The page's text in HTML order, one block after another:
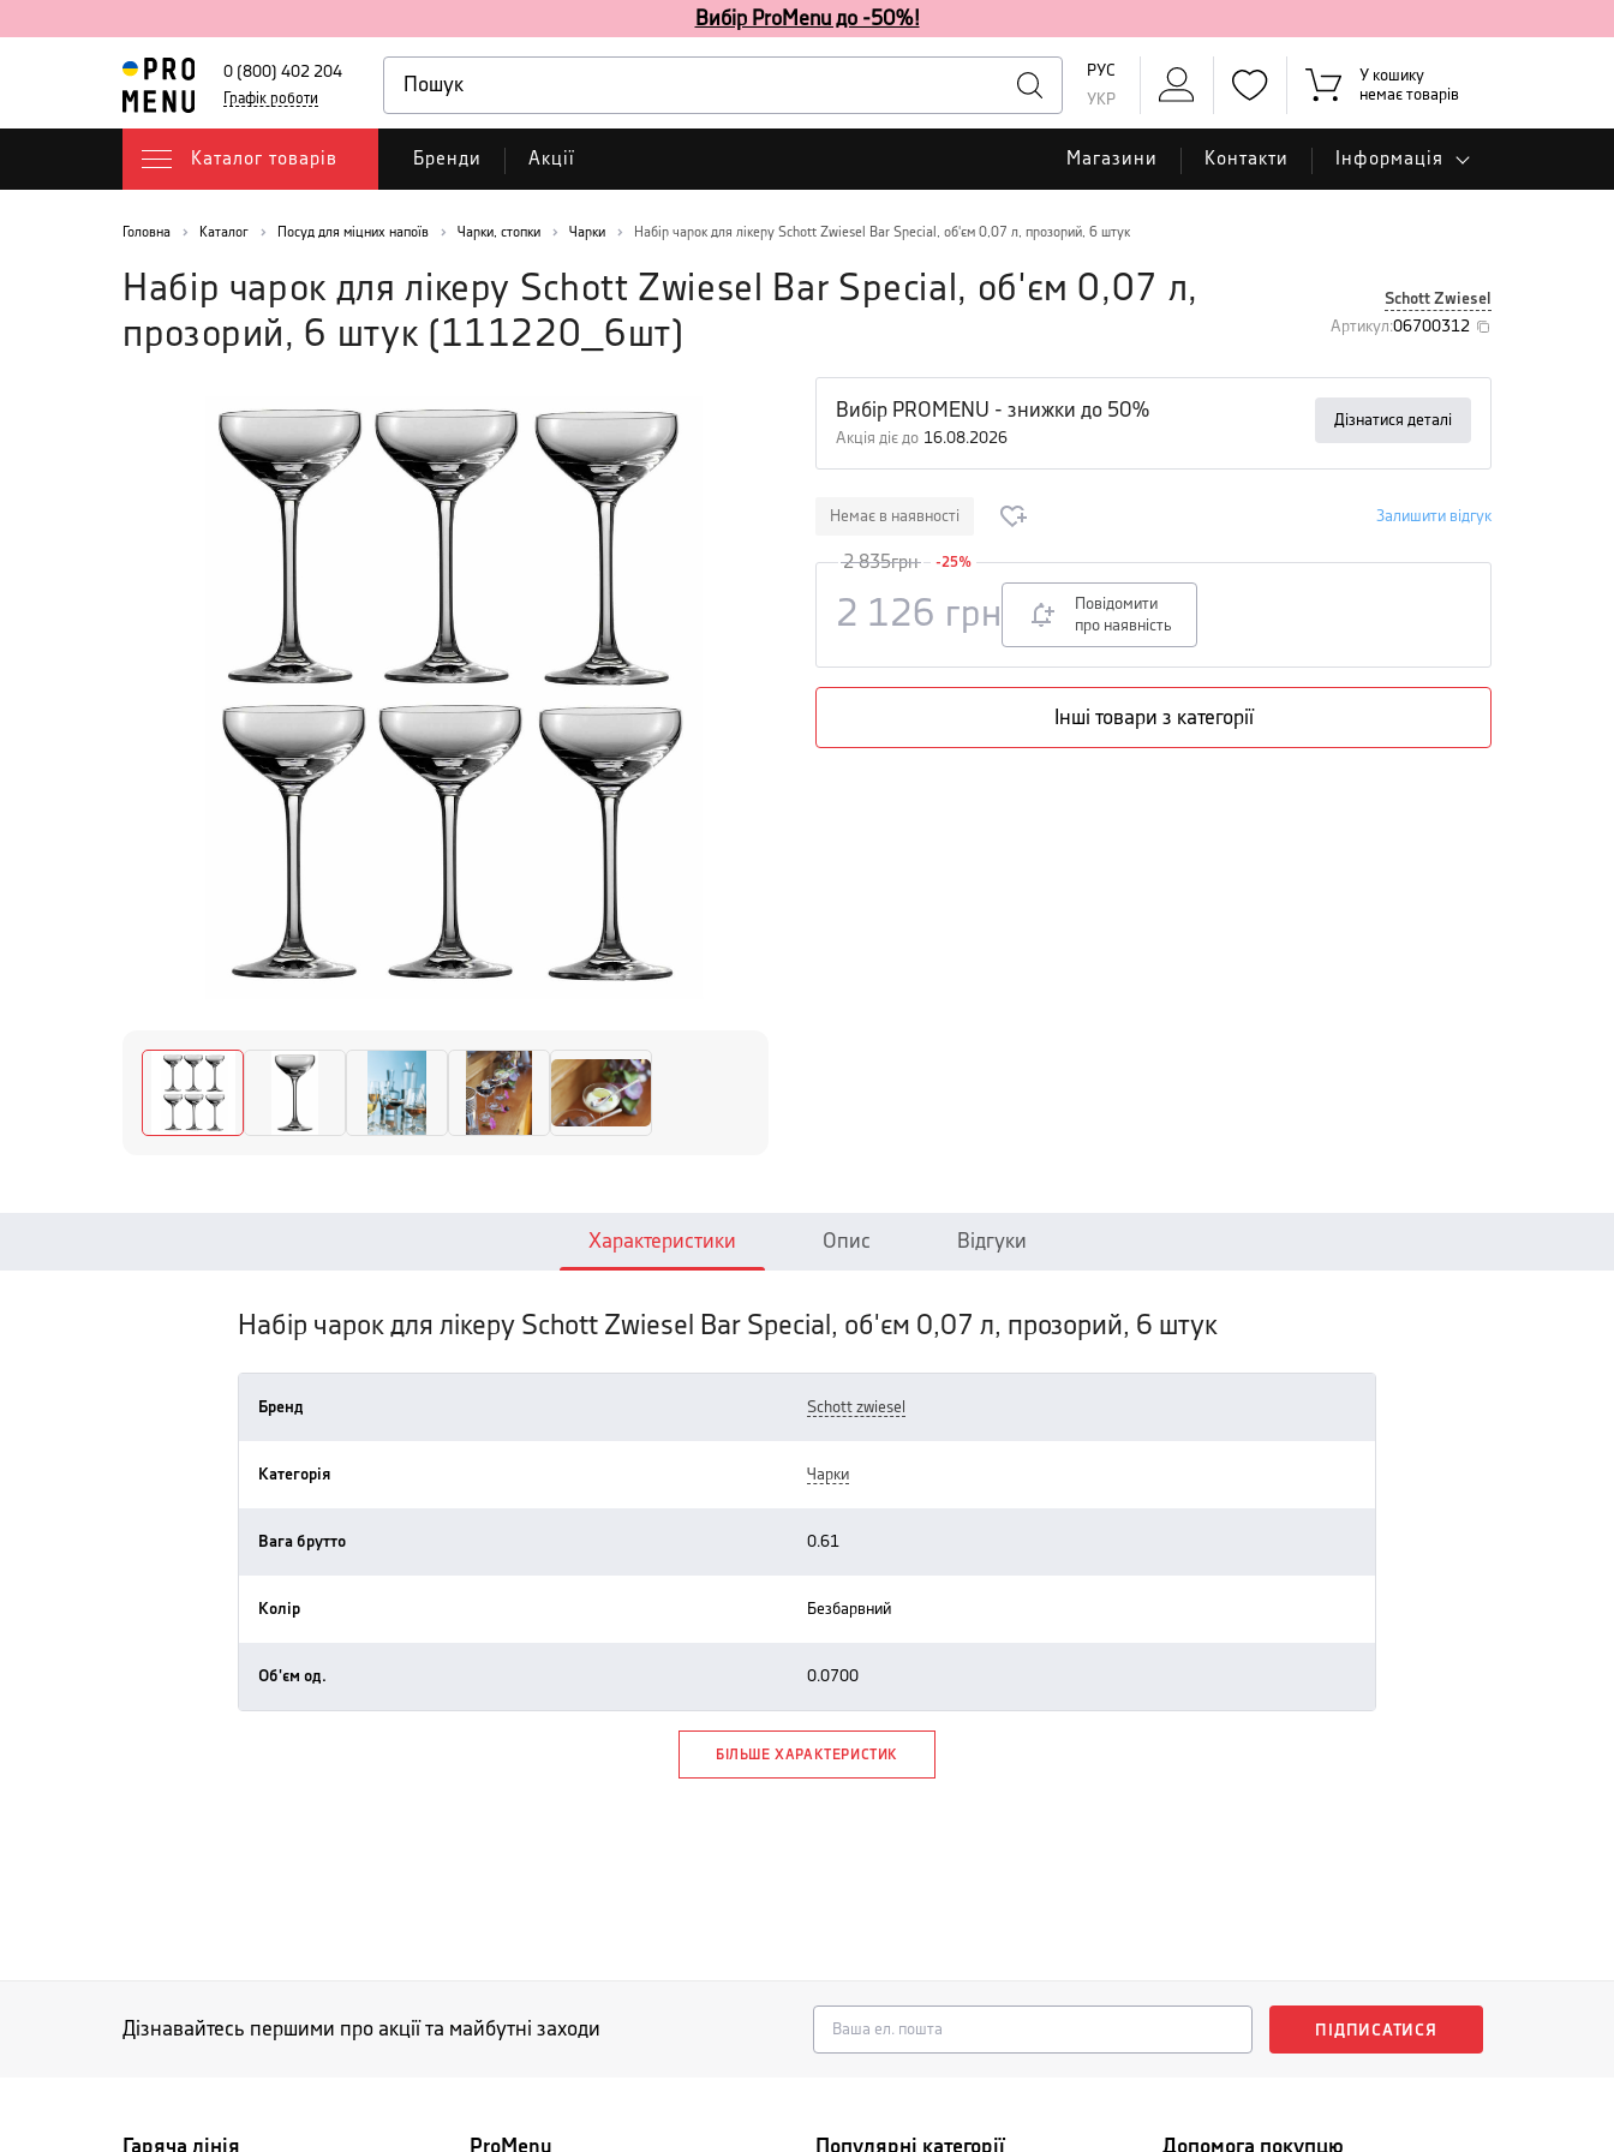
Вибір ProMenu до -50%!
0 (800) 402 204
Графік роботи
РУС
УКР
У кошику
немає товарів
Каталог товарів Бренди Акції Магазини Контакти Інформація
Головна Каталог Посуд для міцних напоїв Чарки, стопки Чарки Набір чарок для лікеру Schott Zwiesel Bar Special, об'єм 0,07 л, прозорий, 6 штук
Набір чарок для лікеру Schott Zwiesel Bar Special, об'єм 0,07 л,
прозорий, 6 штук ( 111220_6шт)
Schott Zwiesel
Артикул:06700312
Вибір PROMENU - знижки до 50%
Акція діє до 16.08.2026
Дізнатися деталі
Немає в наявності Залишити відгук
2 835грн -25%
2 126 грн
Повідомити
про наявність
Інші товари з категорії
Характеристики Опис Відгуки
Набір чарок для лікеру Schott Zwiesel Bar Special, об'єм 0,07 л, прозорий, 6 штук
Бренд schott zwiesel
Категорія чарки
Вага брутто 0.61
Колір безбарвний
Об'єм од. 0.0700
БІЛЬШЕ ХАРАКТЕРИСТИК
Дізнавайтесь першими про акції та майбутні заходи ПІДПИСАТИСЯ
Гаряча лінія ProMenu Популярні категорії Допомога покупцю